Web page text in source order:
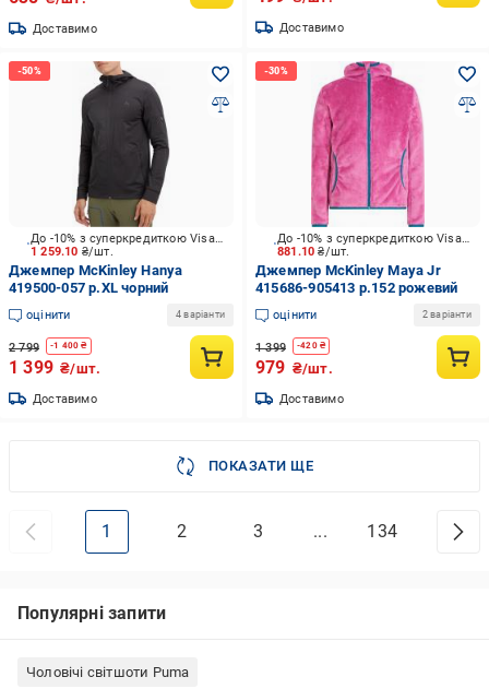
Доставимо Доставимо
1 259.10 ₴/шт.
До -10% з суперкредиткою Visa Вигода
Джемпер McKinley Hanya
419500-057 р.XL чорний
оцінити 4 варіанти
2 799 -1 400 ₴
1 399 ₴/шт.
Доставимо
881.10₴/шт.
До -10% з суперкредиткою Visa Вигода
Джемпер McKinley Maya Jr
415686-905413 р.152 рожевий
оцінити 2 варіанти
1 399 -420₴
979 ₴/шт.
Доставимо
ПОКАЗАТИ ЩЕ
1 2 3 ... 134
Популярні запити
Чоловічі світшоти Puma